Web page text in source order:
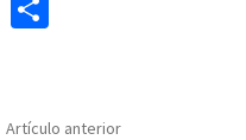
o p
p
Artículo anterior